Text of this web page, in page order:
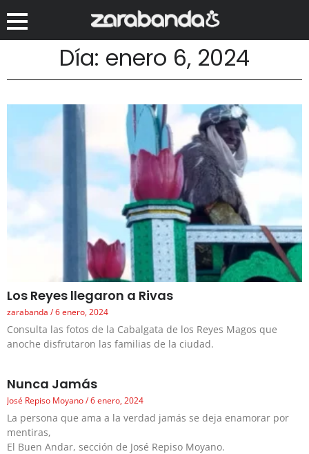
Día: enero 6, 2024
Los Reyes llegaron a Rivas
zarabanda 6 enero, 2024
Consulta las fotos de la Cabalgata de los Reyes Magos que
anoche disfrutaron las familias de la ciudad.
Nunca Jamás
José Repiso Moyano 6 enero, 2024
La persona que ama a la verdad jamás se deja enamorar por
mentiras,
El Buen Andar, sección de José Repiso Moyano.